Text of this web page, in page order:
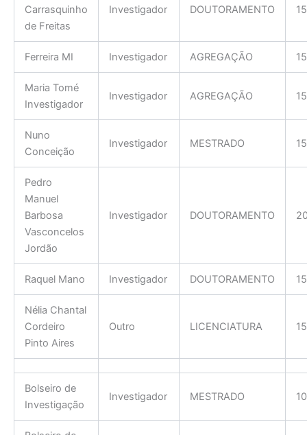
Carrasquinho
de Freitas
Investigador DOUTORAMENTO 15
Ferreira MI Investigador AGREGAÇÃO 15
Maria Tomé
Investigador
Investigador AGREGAÇÃO 15
Nuno
Conceição
Investigador MESTRADO 15
Pedro
Manuel
Barbosa
Vasconcelos
Jordão
Investigador DOUTORAMENTO
Raquel Mano Investigador DOUTORAMENTO 15
Nélia Chantal
Cordeiro
Pinto Aires
Outro LICENCIATURA 15
Bolseiro de
Investigação
Investigador MESTRADO